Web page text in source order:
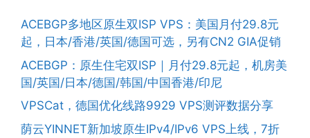
ACEBGP多地区原生双ISP VPS：美国月付29.8元
起，日本/香港/英国/德国可选，另有CN2 GIA促销
ACEBGP：原生住宅双ISP｜月付29.8元起，机房美
国/英国/日本/德国/韩国/中国香港/印尼
VPSCat，德国优化线路9929 VPS测评数据分享
荫云YINNET新加坡原生IPv4/IPv6 VPS上线，7折